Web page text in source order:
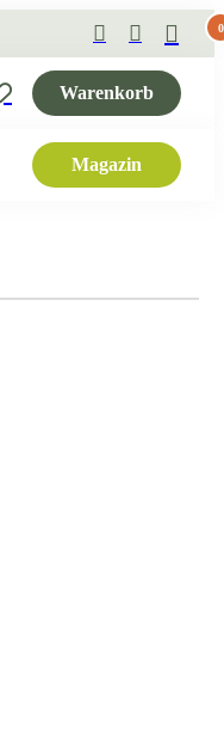
Warenkorb
0
Magazin